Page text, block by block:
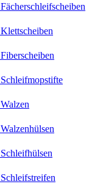
Fächerschleifscheiben
Klettscheiben
Fiberscheiben
Schleifmopstifte
Walzen
Walzenhülsen
Schleifhülsen
Schleifstreifen